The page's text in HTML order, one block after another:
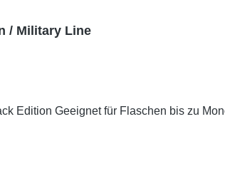
/ Military Line
Edition Geeignet für Flaschen bis zu